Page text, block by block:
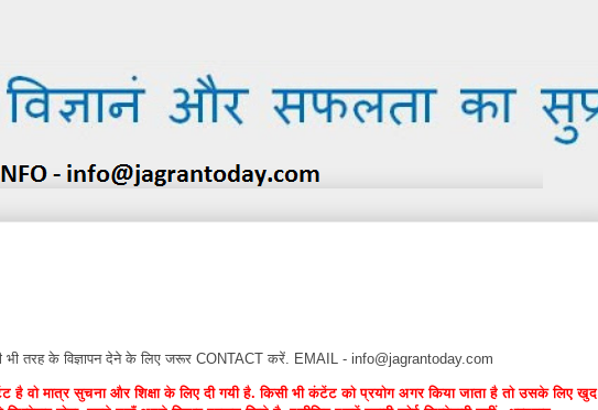
भी तरह के विज्ञापन देने के लिए जरूर CONTACT करें. EMAIL - info@jagrantoday.com
है वो मात्र सुचना और शिक्षा के लिए दी गयी है. किसी भी कंटेंट को प्रयोग अगर किया जाता है तो उसके लिए खुद